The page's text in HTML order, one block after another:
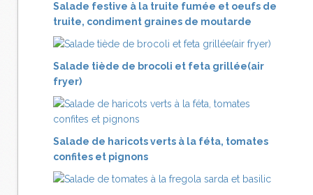
Salade festive à la truite fumée et oeufs de
truite, condiment graines de moutarde
Salade tiède de brocoli et feta grillée(air
fryer)
Salade de haricots verts à la féta, tomates
confites et pignons